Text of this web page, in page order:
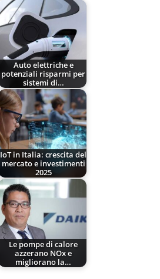
Auto elettriche e
potenziali risparmi per
sistemi di…
IoT in Italia: crescita del
mercato e investimenti
2025
Le pompe di calore
azzerano NOx e
migliorano la…